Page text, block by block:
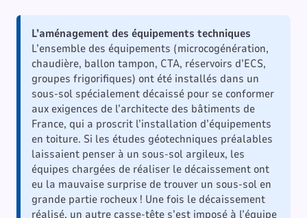
L’aménagement des équipements techniques
L’ensemble des équipements (microcogénération,
chaudière, ballon tampon, CTA, réservoirs d’ECS,
groupes frigorifiques) ont été installés dans un
sous-sol spécialement décaissé pour se conformer
aux exigences de l’architecte des bâtiments de
France, qui a proscrit l’installation d’équipements
en toiture. Si les études géotechniques préalables
laissaient penser à un sous-sol argileux, les
équipes chargées de réaliser le décaissement ont
eu la mauvaise surprise de trouver un sous-sol en
grande partie rocheux ! Une fois le décaissement
réalisé, un autre casse-tête s’est imposé à l’équipe